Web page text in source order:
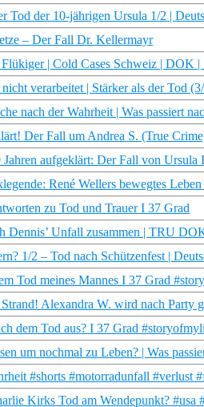
Tod der 10-jährigen Ursula 1/2 |
– Der Fall Dr. Kellermayr
| Cold Cases Schweiz | DOK |
verarbeitet | Stärker als der Tod
nach der Wahrheit | Was passiert
Der Fall um Andrea S. (True
Jahren aufgeklärt: Der Fall von
René Wellers bewegtes
zu Tod und Trauer I 37 Grad
Dennis’ Unfall zusammen | TRU
1/2 – Tod nach Schützenfest |
Tod meines Mannes I 37 Grad
Alexandra W. wird nach Party
dem Tod aus? I 37 Grad
um nochmal zu Leben? | Was
#shorts #motorradunfall #verlust
Kirks Tod am Wendepunkt?